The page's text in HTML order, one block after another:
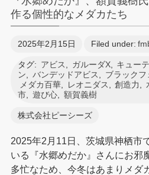
作る個性的なメダカたち
2025年2月15日 Filed under:
タグ: アビス ガルーダX, キュー
ン
バンデッドアビス ブラックフ
メダカ百華, レオニダス 創造力
市, 遊び心, 額賀義樹
株式会社ピーシーズ
2025年2月11日、茨城県神栖市
いる『水郷めだか』さんにお邪
多忙なため、今冬はあまりメダ